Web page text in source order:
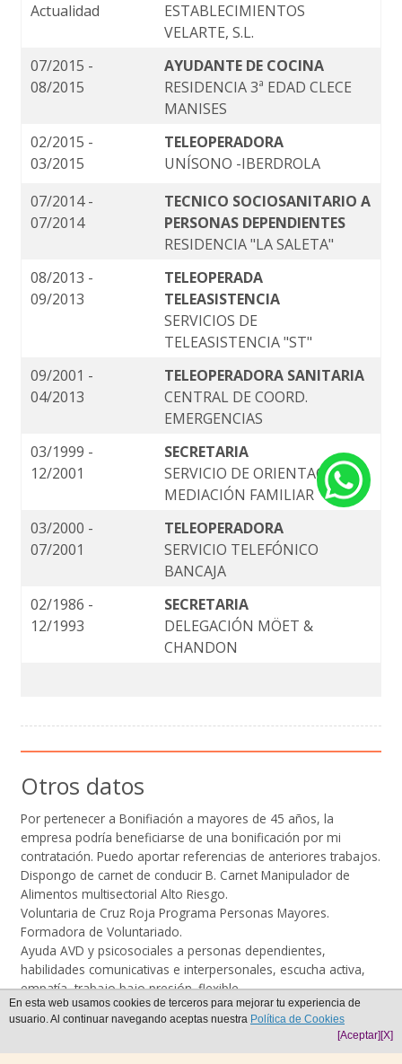
Actualidad
ESTABLECIMIENTOS
VELARTE, S.L.
07/2015 -
08/2015
AYUDANTE DE COCINA
RESIDENCIA 3ª EDAD CLECE
MANISES
02/2015 -
03/2015
TELEOPERADORA
UNÍSONO -IBERDROLA
07/2014 -
07/2014
TECNICO SOCIOSANITARIO A
PERSONAS DEPENDIENTES
RESIDENCIA "LA SALETA"
08/2013 -
09/2013
TELEOPERADA
TELEASISTENCIA
SERVICIOS DE
TELEASISTENCIA "ST"
09/2001 -
04/2013
TELEOPERADORA SANITARIA
CENTRAL DE COORD.
EMERGENCIAS
03/1999 -
12/2001
SECRETARIA
SERVICIO DE ORIENTACIÓN Y
MEDIACIÓN FAMILIAR
03/2000 -
07/2001
TELEOPERADORA
SERVICIO TELEFÓNICO
BANCAJA
02/1986 -
12/1993
SECRETARIA
DELEGACIÓN MÖET &
CHANDON
Otros datos
Por pertenecer a Bonifiación a mayores de 45 años, la
empresa podría beneficiarse de una bonificación por mi
contratación. Puedo aportar referencias de anteriores trabajos.
Dispongo de carnet de conducir B. Carnet Manipulador de
Alimentos multisectorial Alto Riesgo.
Voluntaria de Cruz Roja Programa Personas Mayores.
Formadora de Voluntariado.
Ayuda AVD y psicosociales a personas dependientes,
habilidades comunicativas e interpersonales, escucha activa,
empatía, trabajo bajo presión. flexible.
Vocación de ayuda, motivada en el cuidado y atención a
personas dependientes, orientada a la calidad del servicio con
En esta web usamos cookies de terceros para mejorar tu experiencia de
usuario. Al continuar navegando aceptas nuestra Política de Cookies
[X]
[Aceptar]